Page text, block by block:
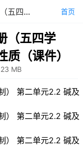
初中化学鲁教版九年级全册（五四学制） 第二单元2.2 碱及其性质（课件） 首页
（五四学
（课件）
MB